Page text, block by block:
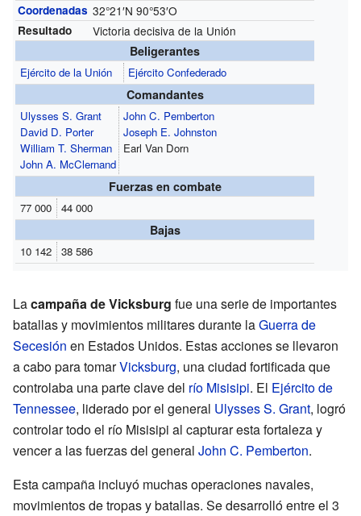
Coordenadas 32°21′N 90°53′O
Resultado
Victoria decisiva de la Unión
Beligerantes
Ejército de la Unión Ejército Confederado
Comandantes
Ulysses S. Grant
David D. Porter
William T. Sherman
John A. McClernand
John C. Pemberton
Joseph E. Johnston
Earl Van Dorn
Fuerzas en combate
77 000 44 000
Bajas
10 142 38 586
Lacampaña de Vicksburg fue una serie de importantes
batallas y movimientos militares durante laGuerra de
Secesión en Estados Unidos. Estas acciones se llevaron
a cabo para tomarVicksburg, una ciudad fortificada que
controlaba una parte clave del río Misisipi. El Ejército de
Tennessee, liderado por el general Ulysses S. Grant, logró
controlar todo el río Misisipi al capturar esta fortaleza y
vencer a las fuerzas del general John C. Pemberton.
Esta campaña incluyó muchas operaciones navales,
movimientos de tropas y batallas. Se desarrolló entre el 3